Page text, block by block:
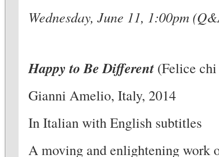
Wednesday, June 11, 1:00pm
Happy to Be Different (Felice
Gianni Amelio, Italy, 2014
In Italian with English subtitles
A moving and enlightening work